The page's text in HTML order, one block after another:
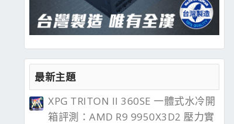
最新主題
XPG TRITON II 360SE 一體式水冷開
箱評測：AMD R9 9950X3D2 壓力實